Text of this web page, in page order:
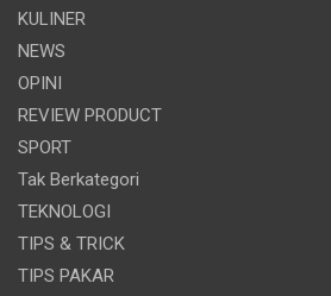
KULINER
NEWS
OPINI
REVIEW PRODUCT
SPORT
Tak Berkategori
TEKNOLOGI
TIPS & TRICK
TIPS PAKAR